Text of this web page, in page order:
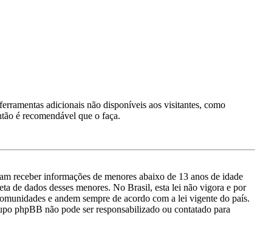
adicionais não disponíveis aos visitantes, como
é recomendável que o faça.
receber informações de menores abaixo de 13 anos de idade
de dados desses menores. No Brasil, esta lei não vigora e por
e andem sempre de acordo com a lei vigente do país.
phpBB não pode ser responsabilizado ou contatado para